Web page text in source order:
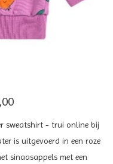
sweatshirt - trui online bij
is uitgevoerd in een roze
sinaasappels met een